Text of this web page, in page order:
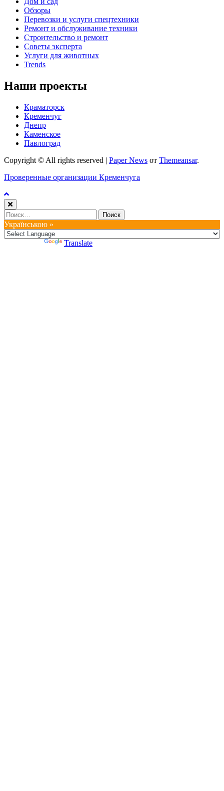
Обзоры
Перевозки и услуги спецтехники
Ремонт и обслуживание техники
Строительство и ремонт
Советы эксперта
Услуги для животных
Trends
Наши проекты
Краматорск
Кременчуг
Днепр
Каменское
Павлоград
Copyright © All rights reserved | Paper News от Themeansar.
Проверенные организации Кременчуга
Найти:
Українською »
Translate